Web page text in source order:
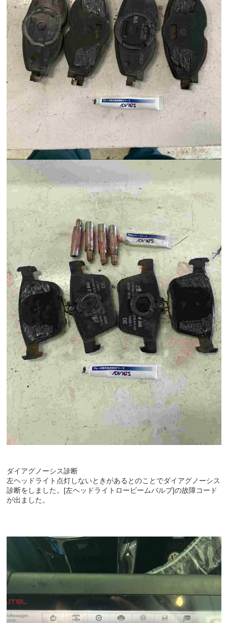
ダイアグノーシス診断
左ヘッドライト点灯しないときがあるとのことでダイアグノーシス
診断をしました。[左ヘッドライトロービームバルブ]の故障コード
が出ました。